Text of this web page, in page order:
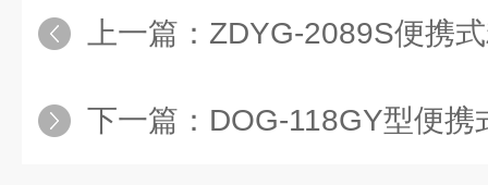
上一篇： ZDYG-2089S便携
下一篇： DOG-118GY型便携式溶